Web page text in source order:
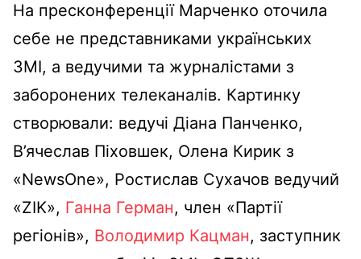
На пресконференції Марченко оточила
себе не представниками українських
ЗМІ, а ведучими та журналістами з
заборонених телеканалів. Картинку
створювали: ведучі Діана Панченко,
В’ячеслав Піховшек, Олена Кирик з
«NewsOne», Ростислав Сухачов ведучий
«ZIK», Ганна Герман, член «Партії
регіонів», Володимир Кацман, заступник